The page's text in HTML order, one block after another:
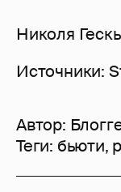
Николя
Источники:
Автор:
Теги: бьюти,